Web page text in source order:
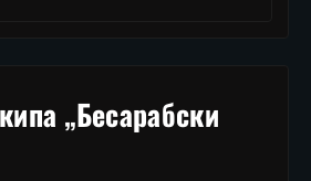
„Бесарабски